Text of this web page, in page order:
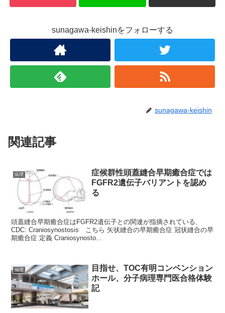
sunagawa-keishinをフォローする
sunagawa-keishin
関連記事
病理
症候群性頭蓋縫合早期癒合症では
FGFR2遺伝子バリアントを認め
る
頭蓋縫合早期癒合症はFGFR2遺伝子との関連が指摘されている、
CDC: Craniosynostosis こちら 矢状縫合の早期癒合症 冠状縫合の早
期癒合症 定義 Craniosynosto...
病理
目指せ、TOC有明コンベンション
ホール、分子病理専門医合格体験
記